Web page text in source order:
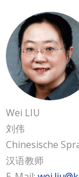
Wei LIU
刘伟
Chinesische
汉语教师